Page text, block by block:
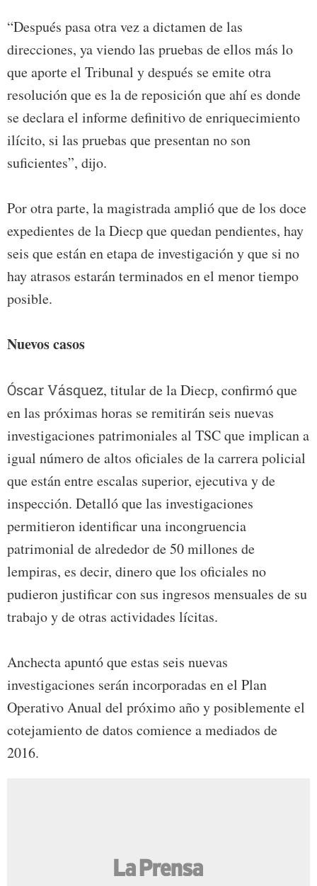
“Después pasa otra vez a dictamen de las
direcciones, ya viendo las pruebas de ellos más lo
que aporte el Tribunal y después se emite otra
resolución que es la de reposición que ahí es donde
se declara el informe definitivo de enriquecimiento
ilícito, si las pruebas que presentan no son
suficientes”, dijo.
Por otra parte, la magistrada amplió que de los doce
expedientes de la Diecp que quedan pendientes, hay
seis que están en etapa de investigación y que si no
hay atrasos estarán terminados en el menor tiempo
posible.
Nuevos casos
Óscar Vásquez, titular de la Diecp, confirmó que
en las próximas horas se remitirán seis nuevas
investigaciones patrimoniales al TSC que implican a
igual número de altos oficiales de la carrera policial
que están entre escalas superior, ejecutiva y de
inspección. Detalló que las investigaciones
permitieron identificar una incongruencia
patrimonial de alrededor de 50 millones de
lempiras, es decir, dinero que los oficiales no
pudieron justificar con sus ingresos mensuales de su
trabajo y de otras actividades lícitas.
Anchecta apuntó que estas seis nuevas
investigaciones serán incorporadas en el Plan
Operativo Anual del próximo año y posiblemente el
cotejamiento de datos comience a mediados de
2016.